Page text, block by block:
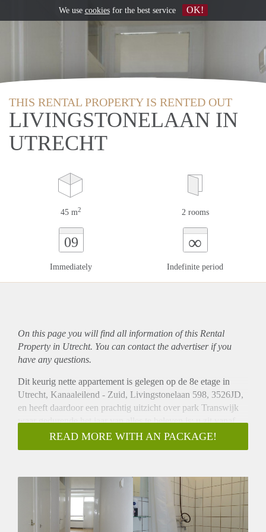
THIS RENTAL PROPERTY IS RENTED OUT
LIVINGSTONELAAN IN
UTRECHT
45 m2 2 rooms
09
Immediately
∞
Indefinite period
On this page you will find all information of this Rental
Property in Utrecht. You can contact the advertiser if you
have any questions.
Dit keurig nette appartement is gelegen op de 8e etage in
Utrecht, Kanaaleilend - Zuid, Livingstonelaan 598, 3526JD,
en heeft daardoor een prachtig uitzicht over park Transwijk
waar gedurende het jaar van alles te beleven is; u zit vanaf
het balkon op de eerste rang. Voor de dagelijkse
boodschappen is een groot winkelcentrum op loopafstand
met bellen- en brievenbussentableau, liftinstallatie en
trapopgang.
8e verdieping:
Via de galerij komen we bij de voordeur met huisnummer
READ MORE WITH AN PACKAGE!
We use cookiesfor the best service OK!